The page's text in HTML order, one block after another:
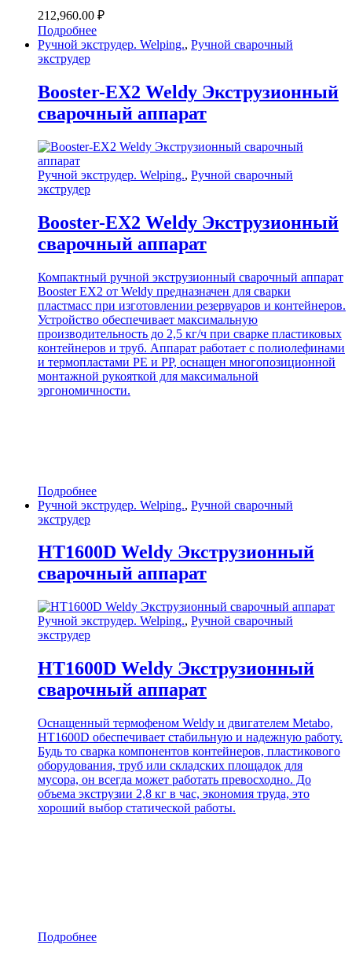
212,960.00 ₽
Подробнее
Ручной экструдер. Welping., Ручной сварочный
экструдер
Booster-EX2 Weldy Экструзионный
сварочный аппарат
Ручной экструдер. Welping., Ручной сварочный
экструдер
Booster-EX2 Weldy Экструзионный
сварочный аппарат
Компактный ручной экструзионный сварочный аппарат
Booster EX2 от Weldy предназначен для сварки
пластмасс при изготовлении резервуаров и контейнеров.
Устройство обеспечивает максимальную
производительность до 2,5 кг/ч при сварке пластиковых
контейнеров и труб. Аппарат работает с полиолефинами
и термопластами PE и PP, оснащен многопозиционной
монтажной рукояткой для максимальной
эргономичности.
Подробнее
Ручной экструдер. Welping., Ручной сварочный
экструдер
HT1600D Weldy Экструзионный
сварочный аппарат
Ручной экструдер. Welping., Ручной сварочный
экструдер
HT1600D Weldy Экструзионный
сварочный аппарат
Оснащенный термофеном Weldy и двигателем Metabo,
HT1600D обеспечивает стабильную и надежную работу.
Будь то сварка компонентов контейнеров, пластикового
оборудования, труб или складских площадок для
мусора, он всегда может работать превосходно. До
объема экструзии 2,8 кг в час, экономия труда, это
хороший выбор статической работы.
Подробнее